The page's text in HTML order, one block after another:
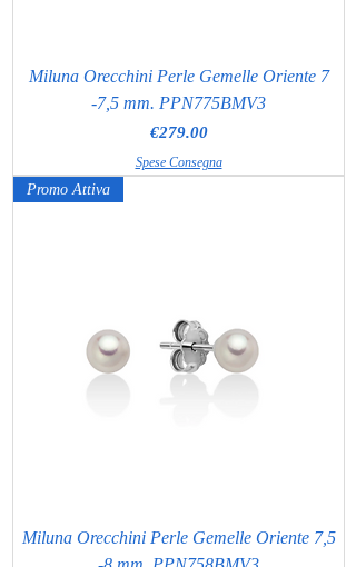
Miluna Orecchini Perle Gemelle Oriente 7
-7,5 mm. PPN775BMV3
Price
€279.00
Spese Consegna
Promo Attiva
Miluna Orecchini Perle Gemelle Oriente 7,5